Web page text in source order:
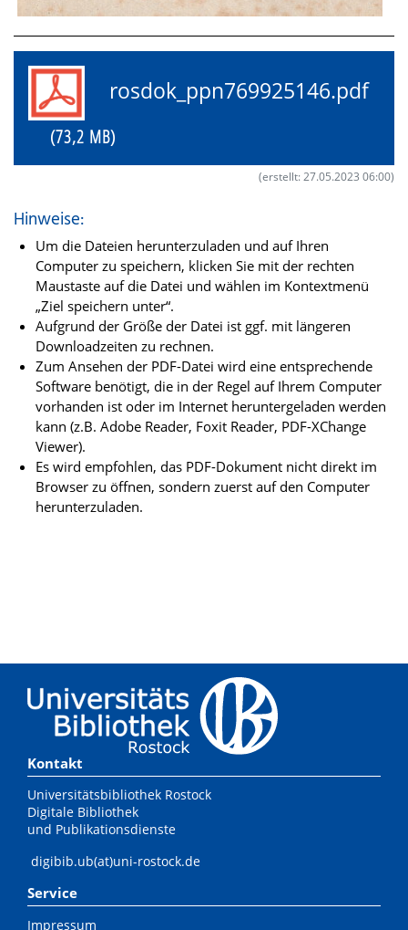
rosdok_ppn769925146.pdf
(73,2 MB)
(erstellt: 27.05.2023 06:00)
Hinweise:
Um die Dateien herunterzuladen und auf Ihren
Computer zu speichern, klicken Sie mit der rechten
Maustaste auf die Datei und wählen im Kontextmenü
„Ziel speichern unter“.
Aufgrund der Größe der Datei ist ggf. mit längeren
Downloadzeiten zu rechnen.
Zum Ansehen der PDF-Datei wird eine entsprechende
Software benötigt, die in der Regel auf Ihrem Computer
vorhanden ist oder im Internet heruntergeladen werden
kann (z.B. Adobe Reader, Foxit Reader, PDF-XChange
Viewer).
Es wird empfohlen, das PDF-Dokument nicht direkt im
Browser zu öffnen, sondern zuerst auf den Computer
herunterzuladen.
Kontakt
Universitätsbibliothek Rostock
Digitale Bibliothek
und Publikationsdienste
digibib.ub(at)uni-rostock.de
Service
Impressum